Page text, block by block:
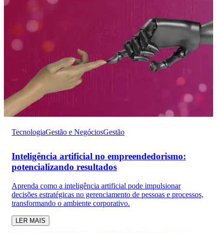
TecnologiaGestão e NegóciosGestão
Inteligência artificial no empreendedorismo:
potencializando resultados
Aprenda como a inteligência artificial pode impulsionar
decisões estratégicas no gerenciamento de pessoas e processos,
transformando o ambiente corporativo.
LER MAIS